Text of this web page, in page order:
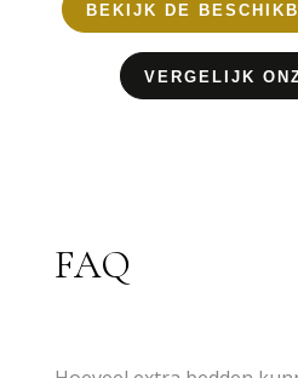
BEKIJK DE
VERGELIJK
FAQ